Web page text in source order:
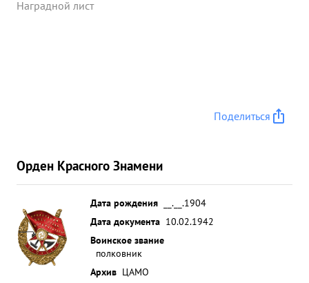
Наградной лист
Поделиться
Орден Красного Знамени
Дата рождения
__.__.1904
Дата документа 10.02.1942
Воинское звание
полковник
Архив ЦАМО